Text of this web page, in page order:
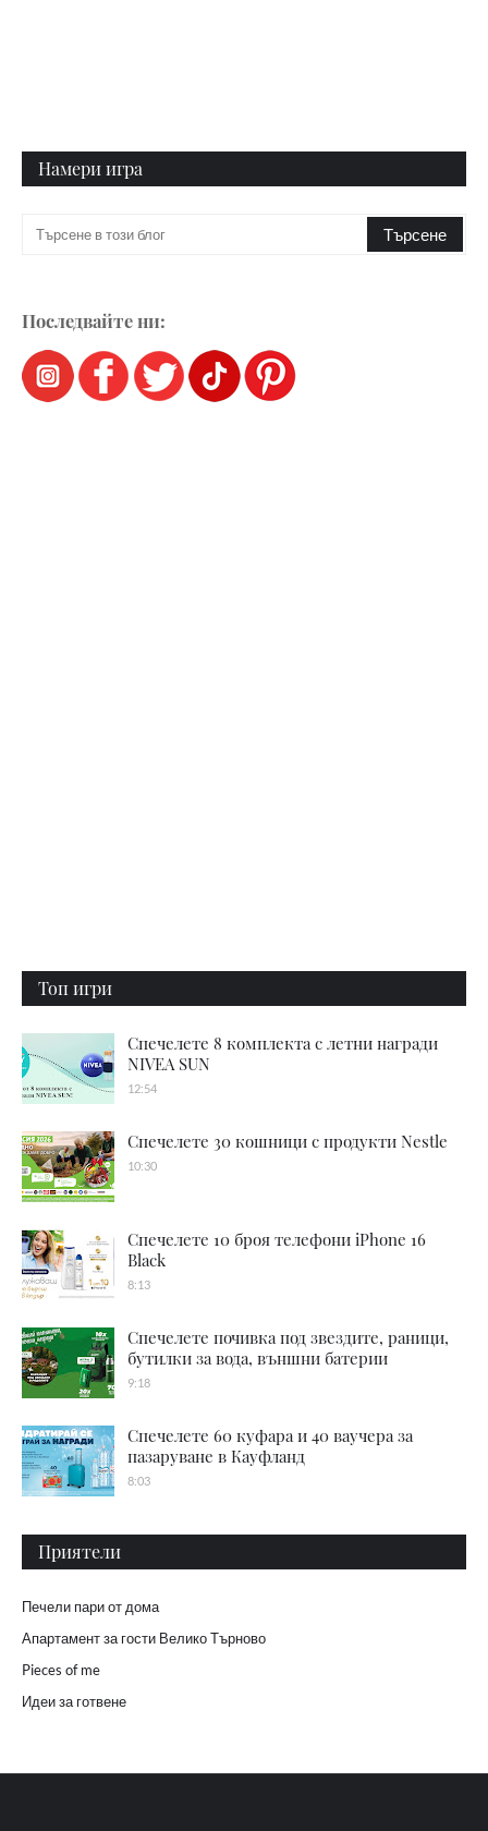
Намери игра
Последвайте ни:
Топ игри
Спечелете 8 комплекта с летни награди
NIVEA SUN
12:54
Спечелете 30 кошници с продукти Nestle
10:30
Спечелете 10 броя телефони iPhone 16
Black
8:13
Спечелете почивка под звездите, раници,
бутилки за вода, външни батерии
9:18
Спечелете 60 куфара и 40 ваучера за
пазаруване в Кауфланд
8:03
Приятели
Печели пари от дома
Апартамент за гости Велико Търново
Pieces of me
Идеи за готвене